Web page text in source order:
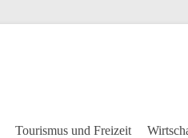
Tourismus und Freizeit